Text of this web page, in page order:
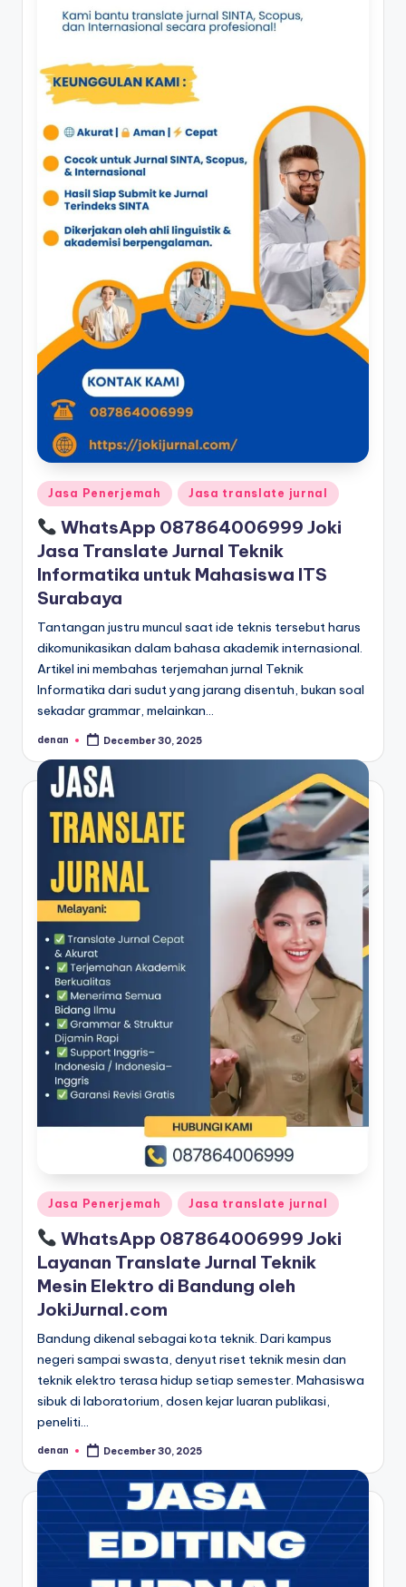
Posted
in
Jasa Penerjemah Jasa translate jurnal
WhatsApp 087864006999 Joki
Jasa Translate Jurnal Teknik
Informatika untuk Mahasiswa ITS
Surabaya
Tantangan justru muncul saat ide teknis tersebut harus
dikomunikasikan dalam bahasa akademik internasional.
Artikel ini membahas terjemahan jurnal Teknik
Informatika dari sudut yang jarang disentuh, bukan soal
sekadar grammar, melainkan…
Posted
denan December 30, 2025
Posted
in
Jasa Penerjemah Jasa translate jurnal
WhatsApp 087864006999 Joki
Layanan Translate Jurnal Teknik
Mesin Elektro di Bandung oleh
JokiJurnal.com
Bandung dikenal sebagai kota teknik. Dari kampus
negeri sampai swasta, denyut riset teknik mesin dan
teknik elektro terasa hidup setiap semester. Mahasiswa
sibuk di laboratorium, dosen kejar luaran publikasi,
peneliti…
Posted
denan December 30, 2025